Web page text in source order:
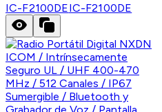
IC-F2100DEIC-F2100DE